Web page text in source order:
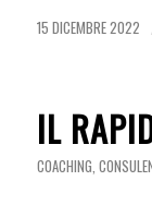
15 DICEMBRE 2022
IL
COACHING